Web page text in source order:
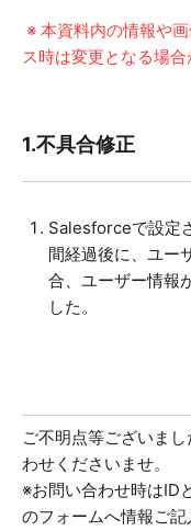
※ 本資料内の情報や
ス時は変更となる場合
1.不具合修正
Salesforceで設定
間経過後に、ユー
合、ユーザー情報
した。
ご不明点等ございま
わせくださいませ。
※お問い合わせ時はID
のフォームへ情報ご記